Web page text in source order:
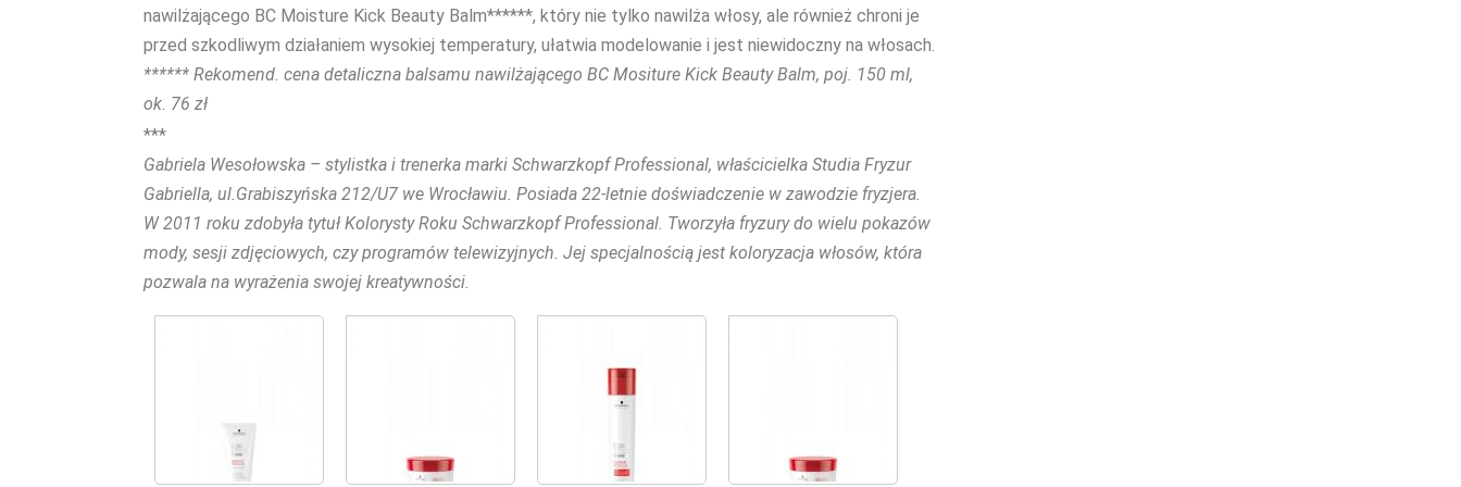
nawilżającego BC Moisture Kick Beauty Balm******, który nie tylko nawilża włosy, ale również chroni je
przed szkodliwym działaniem wysokiej temperatury, ułatwia modelowanie i jest niewidoczny na włosach.
****** Rekomend. cena detaliczna balsamu nawilżającego BC Mositure Kick Beauty Balm, poj. 150 ml,
ok. 76 zł
***
Gabriela Wesołowska – stylistka i trenerka marki Schwarzkopf Professional, właścicielka Studia Fryzur
Gabriella, ul.Grabiszyńska 212/U7 we Wrocławiu. Posiada 22-letnie doświadczenie w zawodzie fryzjera.
W 2011 roku zdobyła tytuł Kolorysty Roku Schwarzkopf Professional. Tworzyła fryzury do wielu pokazów
mody, sesji zdjęciowych, czy programów telewizyjnych. Jej specjalnością jest koloryzacja włosów, która
pozwala na wyrażenia swojej kreatywności.